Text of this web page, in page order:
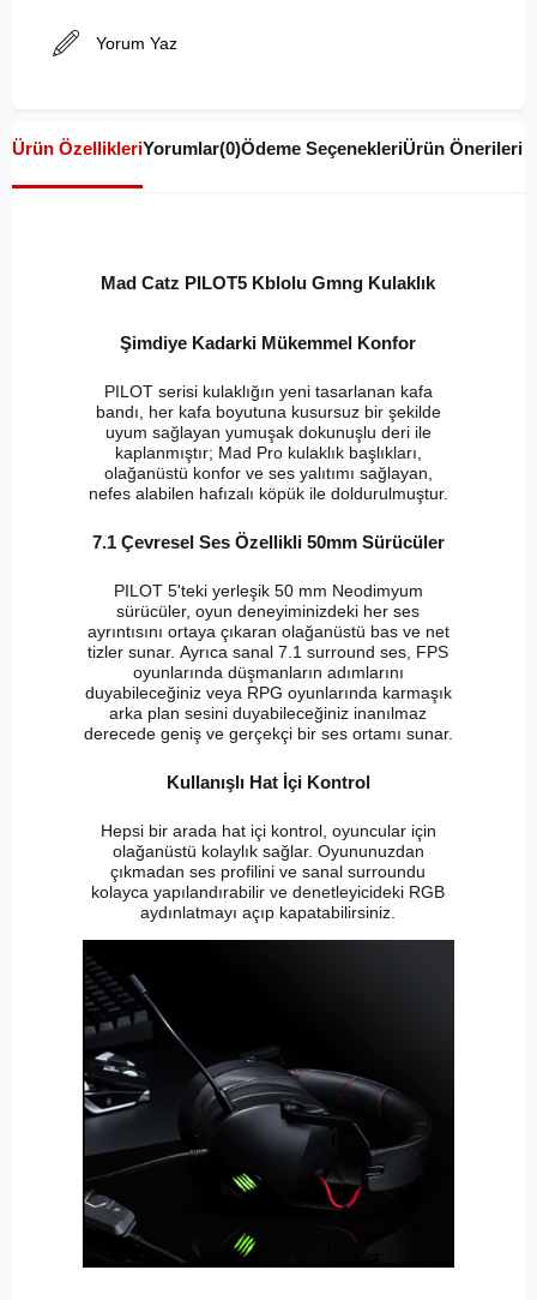
Yorum Yaz
Ürün ÖzellikleriYorumlar(0)Ödeme SeçenekleriÜrün Önerileri
Mad Catz PILOT5 Kblolu Gmng Kulaklık
Şimdiye Kadarki Mükemmel Konfor
PILOT serisi kulaklığın yeni tasarlanan kafa
bandı, her kafa boyutuna kusursuz bir şekilde
uyum sağlayan yumuşak dokunuşlu deri ile
kaplanmıştır; Mad Pro kulaklık başlıkları,
olağanüstü konfor ve ses yalıtımı sağlayan,
nefes alabilen hafızalı köpük ile doldurulmuştur.
7.1 Çevresel Ses Özellikli 50mm Sürücüler
PILOT 5'teki yerleşik 50 mm Neodimyum
sürücüler, oyun deneyiminizdeki her ses
ayrıntısını ortaya çıkaran olağanüstü bas ve net
tizler sunar. Ayrıca sanal 7.1 surround ses, FPS
oyunlarında düşmanların adımlarını
duyabileceğiniz veya RPG oyunlarında karmaşık
arka plan sesini duyabileceğiniz inanılmaz
derecede geniş ve gerçekçi bir ses ortamı sunar.
Kullanışlı Hat İçi Kontrol
Hepsi bir arada hat içi kontrol, oyuncular için
olağanüstü kolaylık sağlar. Oyununuzdan
çıkmadan ses profilini ve sanal surroundu
kolayca yapılandırabilir ve denetleyicideki RGB
aydınlatmayı açıp kapatabilirsiniz.